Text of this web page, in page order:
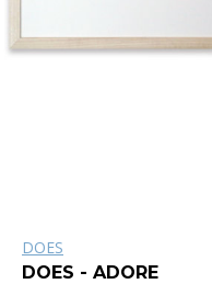
DOES
DOES - ADORE